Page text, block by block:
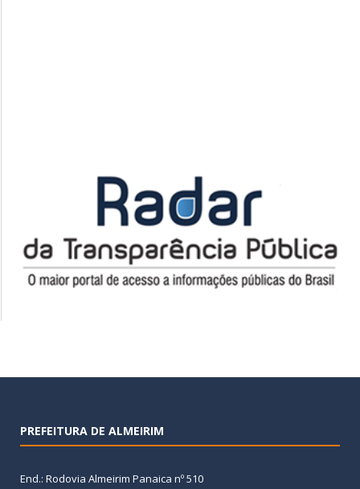
PREFEITURA DE ALMEIRIM
End.: Rodovia Almeirim Panaica nº 510